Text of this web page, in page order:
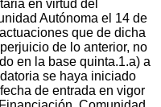
en virtud del
Autónoma el 14 de
que de dicha
de lo anterior, no
en la base quinta.1.a) a
se haya iniciado
de entrada en vigor